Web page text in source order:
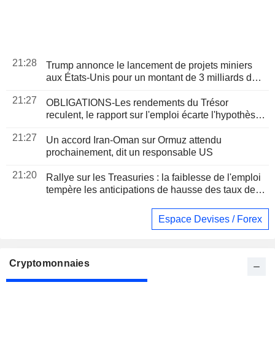
21:28
Trump annonce le lancement de projets miniers
aux États-Unis pour un montant de 3 milliards de
21:27
OBLIGATIONS-Les rendements du Trésor
reculent, le rapport sur l'emploi écarte l'hypothèse
21:27
Un accord Iran-Oman sur Ormuz attendu
prochainement, dit un responsable US
21:20
Rallye sur les Treasuries : la faiblesse de l'emploi
tempère les anticipations de hausse des taux de la
Espace Devises / Forex
Cryptomonnaies